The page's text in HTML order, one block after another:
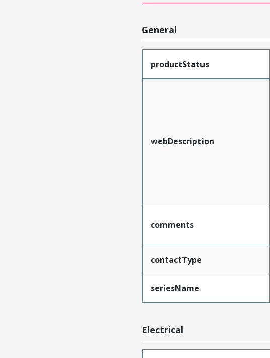
General
productStatus
webDescription
comments
contactType
seriesName
Electrical